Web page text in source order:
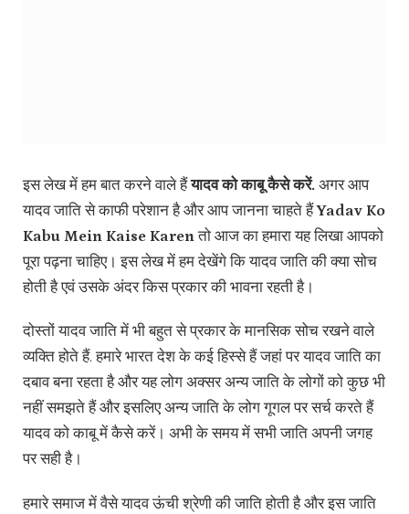
इस लेख में हम बात करने वाले हैंयादव को काबू कैसे करें. अगर आप
यादव जाति से काफी परेशान है और आप जानना चाहते हैंYadav Ko
Kabu Mein Kaise Karenतो आज का हमारा यह लिखा आपको
पूरा पढ़ना चाहिए। इस लेख में हम देखेंगे कि यादव जाति की क्या सोच
होती है एवं उसके अंदर किस प्रकार की भावना रहती है।
दोस्तों यादव जाति में भी बहुत से प्रकार के मानसिक सोच रखने वाले
व्यक्ति होते हैं. हमारे भारत देश के कई हिस्से हैं जहां पर यादव जाति का
दबाव बना रहता है और यह लोग अक्सर अन्य जाति के लोगों को कुछ भी
नहीं समझते हैं और इसलिए अन्य जाति के लोग गूगल पर सर्च करते हैं
यादव को काबू में कैसे करें। अभी के समय में‌ सभी जाति अपनी जगह
पर सही है।
हमारे समाज में वैसे यादव ऊंची श्रेणी की जाति होती है और इस जाति